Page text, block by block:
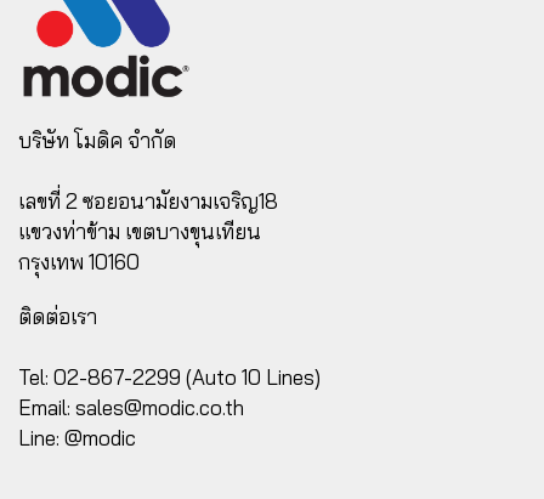
บริษัท โมดิค จำกัด
เลขที่ 2 ซอยอนามัยงามเจริญ18
แขวงท่าข้าม เขตบางขุนเทียน
กรุงเทพ 10160
ติดต่อเรา
Tel: 02-867-2299 (Auto 10 Lines)
Email: sales@modic.co.th
Line: @modic